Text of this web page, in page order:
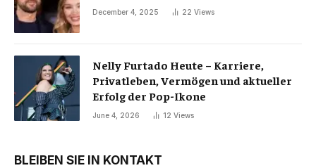
December 4, 2025 22 Views
Nelly Furtado Heute – Karriere,
Privatleben, Vermögen und aktueller
Erfolg der Pop-Ikone
June 4, 2026 12 Views
BLEIBEN SIE IN KONTAKT